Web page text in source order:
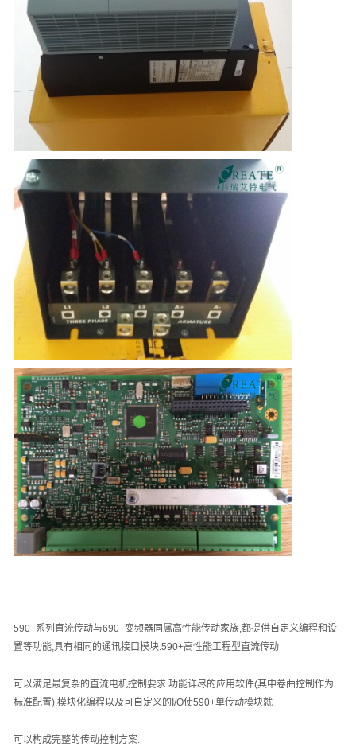
590+系列直流传动与690+变频器同属高性能传动家族,都提供自定义编程和设
置等功能,具有相同的通讯接口模块.590+高性能工程型直流传动
可以满足最复杂的直流电机控制要求.功能详尽的应用软件(其中卷曲控制作为
标准配置),模块化编程以及可自定义的I/O使590+单传动模块就
可以构成完整的传动控制方案.